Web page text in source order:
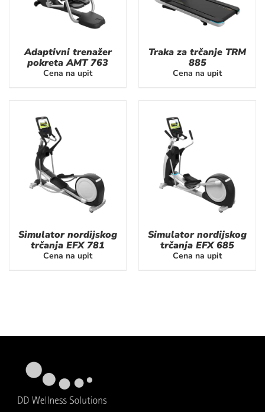
Adaptivni trenažer
pokreta AMT 763
Cena na upit
Traka za trčanje TRM
885
Cena na upit
Simulator nordijskog
trčanja EFX 781
Cena na upit
Simulator nordijskog
trčanja EFX 685
Cena na upit